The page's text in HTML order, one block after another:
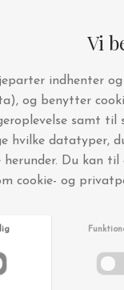
Andre købte